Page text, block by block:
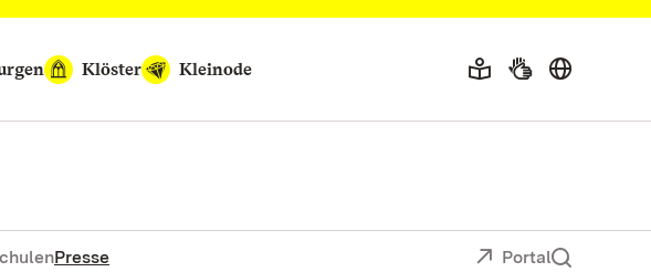
Klöster Kleinode
Presse Portal